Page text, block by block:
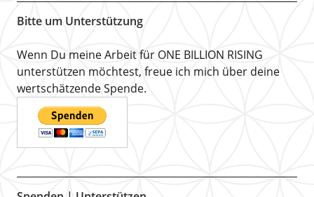
Bitte um Unterstützung
Wenn Du meine Arbeit für ONE BILLION RISING
unterstützen möchtest, freue ich mich über deine
wertschätzende Spende.